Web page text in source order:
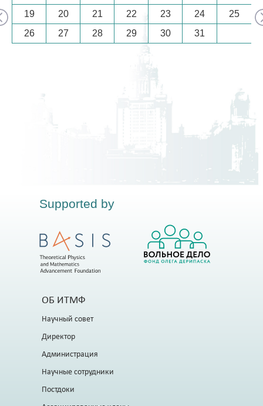
19
20 21 22 23 24
25
26
27 28 29 30 31
Supported by
ОБ ИТМФ
Научный совет
Директор
Администрация
Научные сотрудники
Постдоки